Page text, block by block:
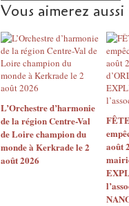
Vous aimerez aussi
L’Orchestre d’harmonie
de la région Centre-Val
de Loire champion du
monde à Kerkrade le 2
août 2026
août